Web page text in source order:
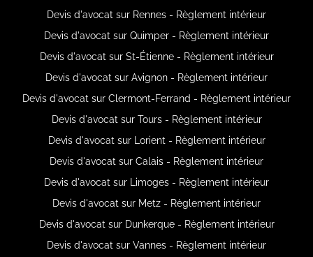
Devis d'avocat sur Rennes - Règlement intérieur
Devis d'avocat sur Quimper - Règlement intérieur
Devis d'avocat sur St-Étienne - Règlement intérieur
Devis d'avocat sur Avignon - Règlement intérieur
Devis d'avocat sur Clermont-Ferrand - Règlement intérieur
Devis d'avocat sur Tours - Règlement intérieur
Devis d'avocat sur Lorient - Règlement intérieur
Devis d'avocat sur Calais - Règlement intérieur
Devis d'avocat sur Limoges - Règlement intérieur
Devis d'avocat sur Metz - Règlement intérieur
Devis d'avocat sur Dunkerque - Règlement intérieur
Devis d'avocat sur Vannes - Règlement intérieur